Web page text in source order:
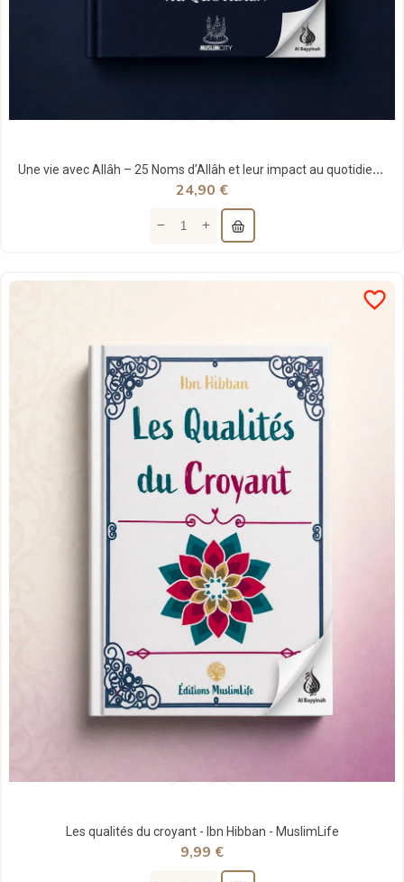
Une vie avec Allâh – 25 Noms d’Allâh et leur impact au quotidien - Ali Hammuda - MuslimCity
24,90 €
favorite_border
Les qualités du croyant - Ibn Hibban - MuslimLife
9,99 €